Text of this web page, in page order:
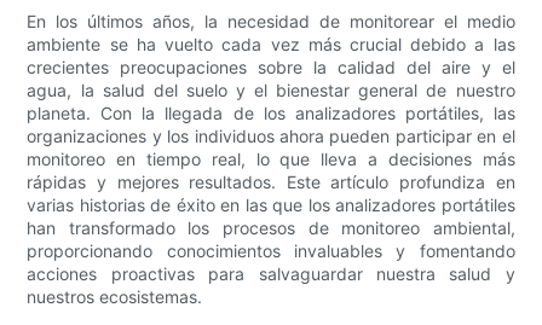
En los últimos años, la necesidad de monitorear el medio
ambiente se ha vuelto cada vez más crucial debido a las
crecientes preocupaciones sobre la calidad del aire y el
agua, la salud del suelo y el bienestar general de nuestro
planeta. Con la llegada de los analizadores portátiles, las
organizaciones y los individuos ahora pueden participar en el
monitoreo en tiempo real, lo que lleva a decisiones más
rápidas y mejores resultados. Este artículo profundiza en
varias historias de éxito en las que los analizadores portátiles
han transformado los procesos de monitoreo ambiental,
proporcionando conocimientos invaluables y fomentando
acciones proactivas para salvaguardar nuestra salud y
nuestros ecosistemas.